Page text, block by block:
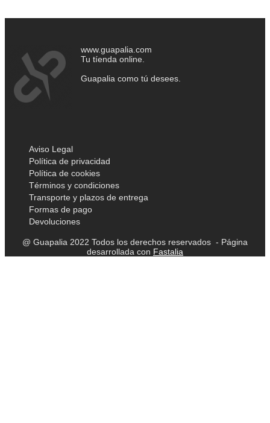
www.guapalia.com
Tu tíenda online.
Guapalia como tú desees.
Aviso Legal
Política de privacidad
Política de cookies
Términos y condiciones
Transporte y plazos de entrega
Formas de pago
Devoluciones
@ Guapalia 2022 Todos los derechos reservados - Página
desarrollada con Fastalia